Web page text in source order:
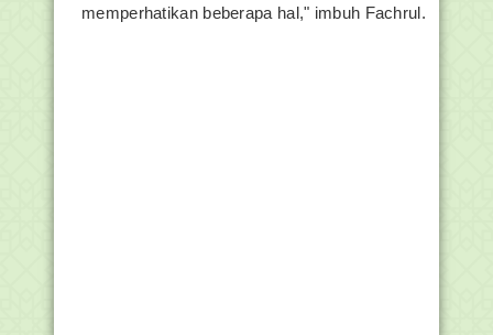
memperhatikan beberapa hal," imbuh Fachrul.